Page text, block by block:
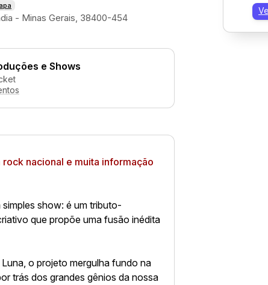
- Minas Gerais, 38400-454
e Shows
nacional e muita informação
show: é um tributo-
que propõe uma fusão inédita
o projeto mergulha fundo na
trás dos grandes gênios da nossa